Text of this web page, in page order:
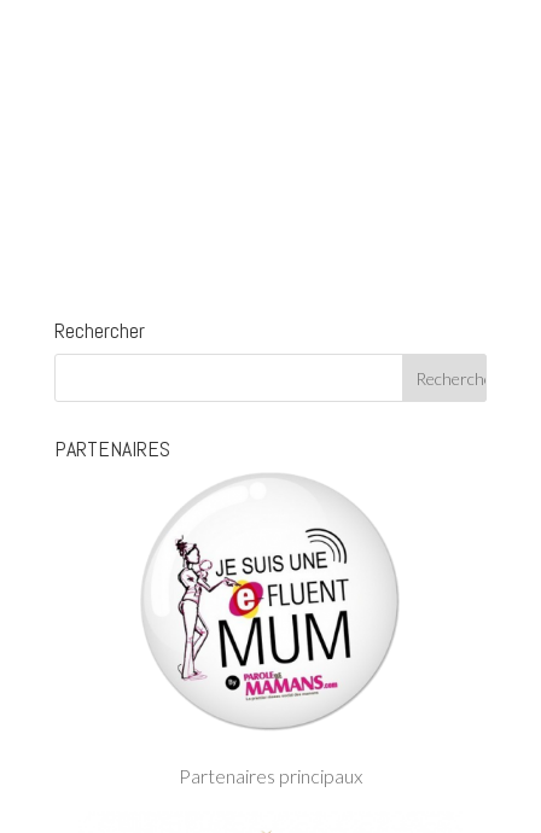
Rechercher
PARTENAIRES
Partenaires principaux